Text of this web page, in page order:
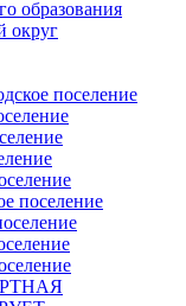
образования
округ
поселение
поселение